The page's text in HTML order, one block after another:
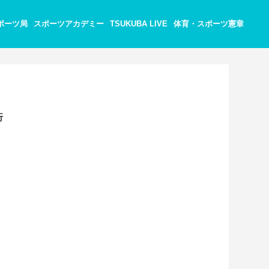
ーツ局 スポーツアカデミー TSUKUBA LIVE 体育・スポーツ憲章